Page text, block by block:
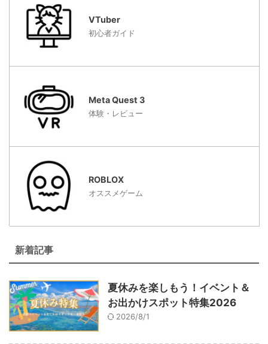
VTuber
初心者ガイド
Meta Quest 3
体験・レビュー
ROBLOX
オススメゲーム
新着記事
夏休みを楽しもう！イベント＆
お出かけスポット特集2026
2026/8/1